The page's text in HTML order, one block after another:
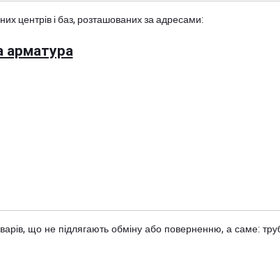
центрів і баз, розташованих за адресами:
арматура
, що не підлягають обміну або поверненню, а саме: